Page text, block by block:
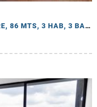
VENTA APTO COLINA CAMPESTRE, 86 MTS, 3 HAB, 3 BA, ESTUDIO, 1 PARQ